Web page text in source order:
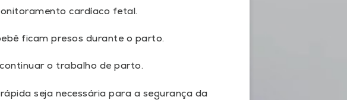
cardíaco fetal.
ficam presos durante o parto.
o trabalho de parto.
seja necessária para a segurança da